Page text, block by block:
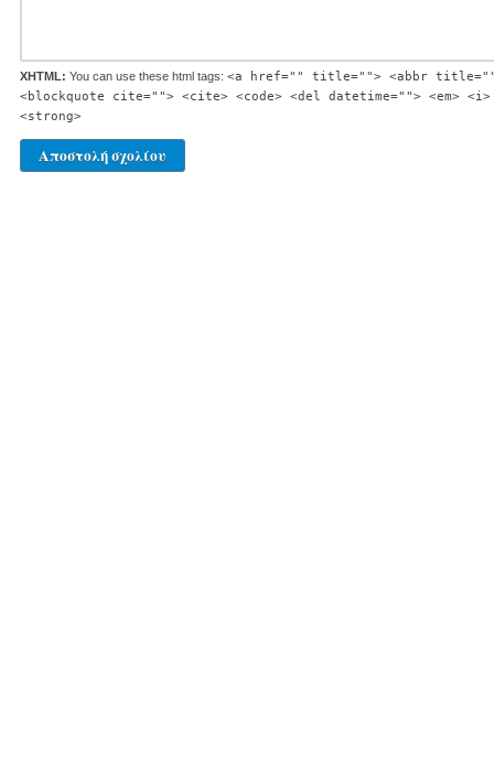
XHTML: You can use these html tags: <a href="" title=""> <abbr
<blockquote cite=""> <cite> <code> <del datetime=""> <em>
<strong>